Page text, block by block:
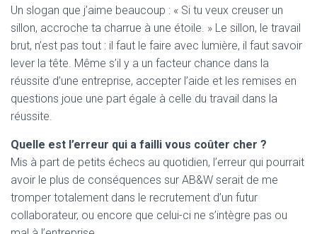
Un slogan que j’aime beaucoup : « Si tu veux creuser un
sillon, accroche ta charrue à une étoile. » Le sillon, le travail
brut, n’est pas tout : il faut le faire avec lumière, il faut savoir
lever la tête. Même s’il y a un facteur chance dans la
réussite d’une entreprise, accepter l’aide et les remises en
questions joue une part égale à celle du travail dans la
réussite.
Quelle est l’erreur qui a failli vous coûter cher ?
Mis à part de petits échecs au quotidien, l’erreur qui pourrait
avoir le plus de conséquences sur AB&W serait de me
tromper totalement dans le recrutement d’un futur
collaborateur, ou encore que celui-ci ne s’intègre pas ou